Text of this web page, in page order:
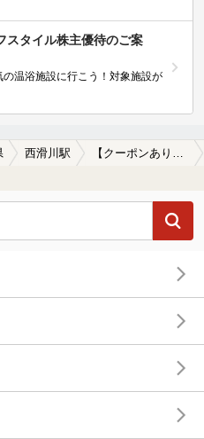
スタイル株主優待のご案
温浴施設に行こう！対象施設が
西滑川駅 【クーポンあり】一人旅におすすめの西滑川駅近くの温泉、日帰り温泉、スーパー銭湯おすすめ